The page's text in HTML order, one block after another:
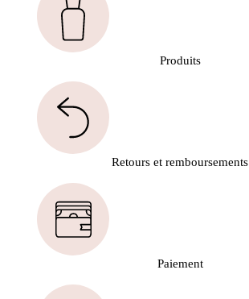
Produits
Retours et remboursements
Paiement